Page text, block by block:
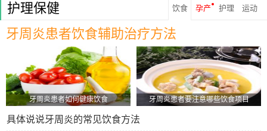
护理保健 饮食 孕产 护理 运动
牙周炎患者饮食辅助治疗方法
牙周炎患者如何健康饮食 牙周炎患者要注意哪些饮食项目
具体说说牙周炎的常见饮食方法